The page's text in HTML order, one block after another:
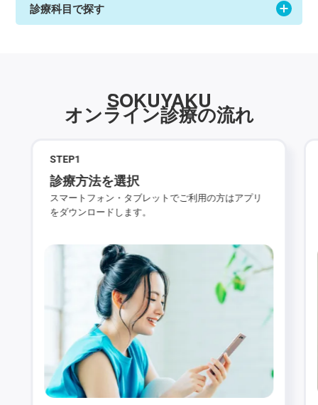
診療科目で探す
SOKUYAKU
オンライン診療の流れ
STEP1
診療方法を選択
スマートフォン・タブレットでご利用の方はアプリ
をダウンロードします。